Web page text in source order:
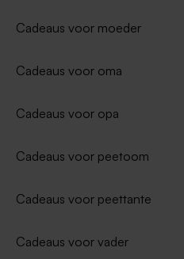
Cadeaus voor moeder
Cadeaus voor oma
Cadeaus voor opa
Cadeaus voor peetoom
Cadeaus voor peettante
Cadeaus voor vader